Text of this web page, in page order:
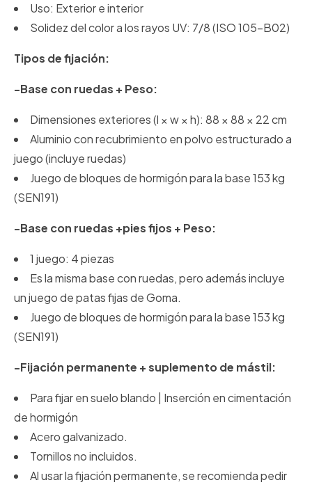
Uso: Exterior e interior
Solidez del color a los rayos UV: 7/8 (ISO 105-B02)
Tipos de fijación:
-Base con ruedas + Peso:
Dimensiones exteriores (l × w × h): 88 × 88 × 22 cm
Aluminio con recubrimiento en polvo estructurado a
juego (incluye ruedas)
Juego de bloques de hormigón para la base 153 kg
(SEN191)
-Base con ruedas +pies fijos + Peso:
1 juego: 4 piezas
Es la misma base con ruedas, pero además incluye
un juego de patas fijas de Goma.
Juego de bloques de hormigón para la base 153 kg
(SEN191)
-Fijación permanente + suplemento de mástil:
Para fijar en suelo blando | Inserción en cimentación
de hormigón
Acero galvanizado.
Tornillos no incluidos.
Al usar la fijación permanente, se recomienda pedir